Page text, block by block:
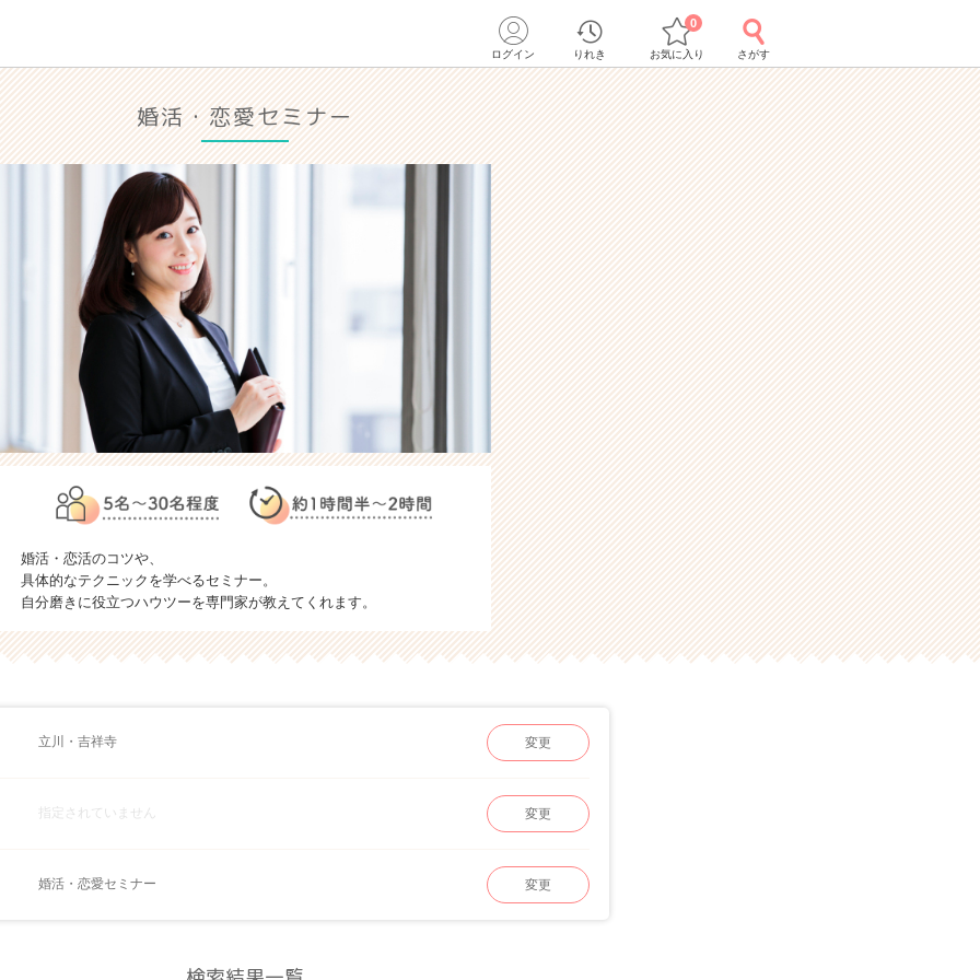
ログイン りれき お気に入り
0
さがす
婚活・恋愛セミナー
婚活・恋活のコツや、
具体的なテクニックを学べるセミナー。
自分磨きに役立つハウツーを専門家が教えてくれます。
立川・吉祥寺 変更
指定されていません 変更
婚活・恋愛セミナー 変更